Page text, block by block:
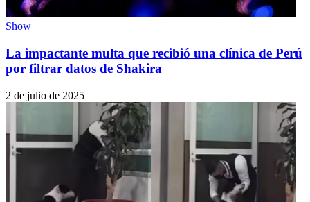
Show
La impactante multa que recibió una clínica de Perú
por filtrar datos de Shakira
2 de julio de 2025